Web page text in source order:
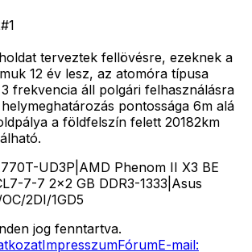
#1
terveztek fellövésre, ezeknek a
12 év lesz, az atomóra típusa
frekvencia áll polgári felhasználásra
pontossága 6m alá
a földfelszín felett 20182km
UD3P|AMD Phenom II X3 BE
7-7 2x2 GB DDR3-1333|Asus
2DI/1GD5
jog fenntartva.
ImpresszumFórumE-mail: